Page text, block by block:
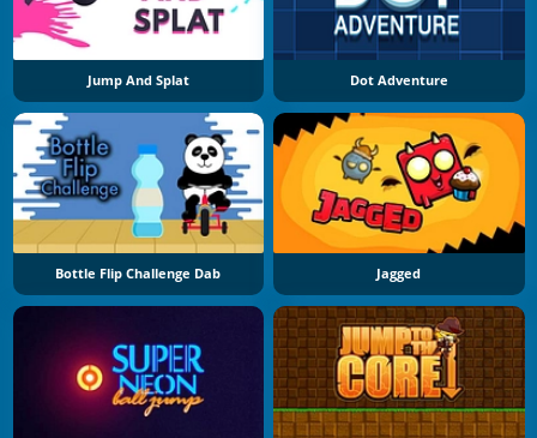
Jump And Splat Dot Adventure
Bottle Flip Challenge Dab Jagged